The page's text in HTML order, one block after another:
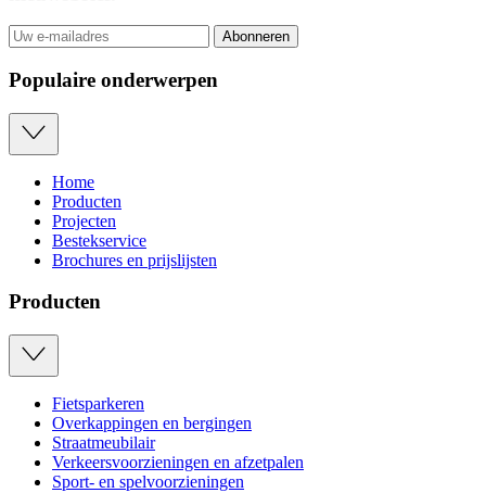
Abonneren
Populaire onderwerpen
Home
Producten
Projecten
Bestekservice
Brochures en prijslijsten
Producten
Fietsparkeren
Overkappingen en bergingen
Straatmeubilair
Verkeersvoorzieningen en afzetpalen
Sport- en spelvoorzieningen